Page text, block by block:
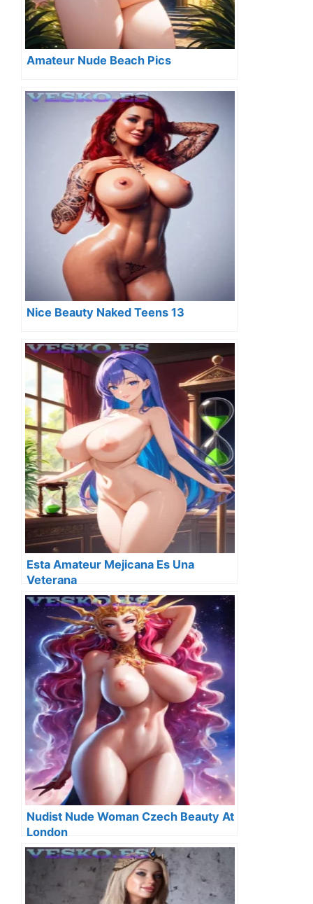
Amateur Nude Beach Pics
Nice Beauty Naked Teens 13
Esta Amateur Mejicana Es Una
Veterana
Nudist Nude Woman Czech Beauty At
London